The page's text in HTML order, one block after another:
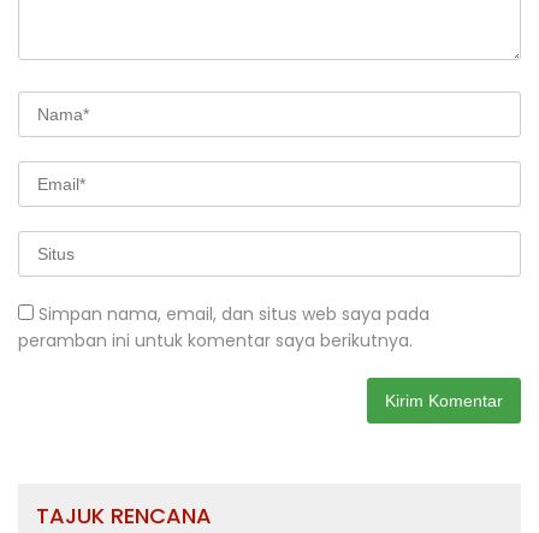
Simpan nama, email, dan situs web saya pada
peramban ini untuk komentar saya berikutnya.
TAJUK RENCANA